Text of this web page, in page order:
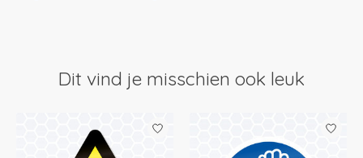
Dit vind je misschien ook leuk
Items van productcarrousel